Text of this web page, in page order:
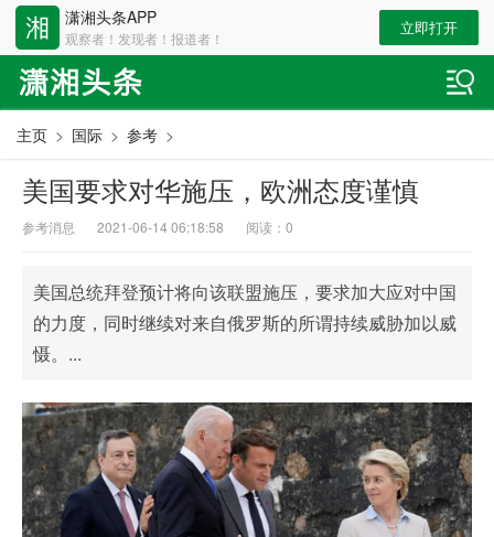
潇湘头条APP
观察者！发现者！报道者！
立即打开
主页 > 国际 > 参考 >
美国要求对华施压，欧洲态度谨慎
参考消息 2021-06-14 06:18:58 阅读： 0
美国总统拜登预计将向该联盟施压，要求加大应对中国
的力度，同时继续对来自俄罗斯的所谓持续威胁加以威
慑。...